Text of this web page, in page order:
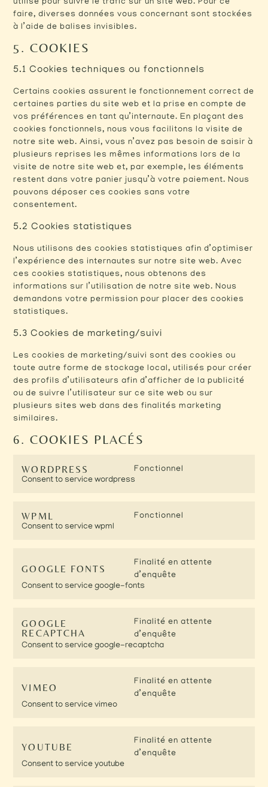
utilisé pour suivre le trafic sur un site web. Pour ce
faire, diverses données vous concernant sont stockées
à l’aide de balises invisibles.
5. COOKIES
5.1 Cookies techniques ou fonctionnels
Certains cookies assurent le fonctionnement correct de
certaines parties du site web et la prise en compte de
vos préférences en tant qu’internaute. En plaçant des
cookies fonctionnels, nous vous facilitons la visite de
notre site web. Ainsi, vous n’avez pas besoin de saisir à
plusieurs reprises les mêmes informations lors de la
visite de notre site web et, par exemple, les éléments
restent dans votre panier jusqu’à votre paiement. Nous
pouvons déposer ces cookies sans votre
consentement.
5.2 Cookies statistiques
Nous utilisons des cookies statistiques afin d’optimiser
l’expérience des internautes sur notre site web. Avec
ces cookies statistiques, nous obtenons des
informations sur l’utilisation de notre site web. Nous
demandons votre permission pour placer des cookies
statistiques.
5.3 Cookies de marketing/suivi
Les cookies de marketing/suivi sont des cookies ou
toute autre forme de stockage local, utilisés pour créer
des profils d’utilisateurs afin d’afficher de la publicité
ou de suivre l’utilisateur sur ce site web ou sur
plusieurs sites web dans des finalités marketing
similaires.
6. COOKIES PLACÉS
WORDPRESS
Fonctionnel
Consent to service wordpress
WPML
Fonctionnel
Consent to service wpml
GOOGLE FONTS
Finalité en attente
d’enquête
Consent to service google-fonts
GOOGLE
RECAPTCHA
Finalité en attente
d’enquête
Consent to service google-recaptcha
VIMEO
Finalité en attente
d’enquête
Consent to service vimeo
YOUTUBE
Finalité en attente
d’enquête
Consent to service youtube